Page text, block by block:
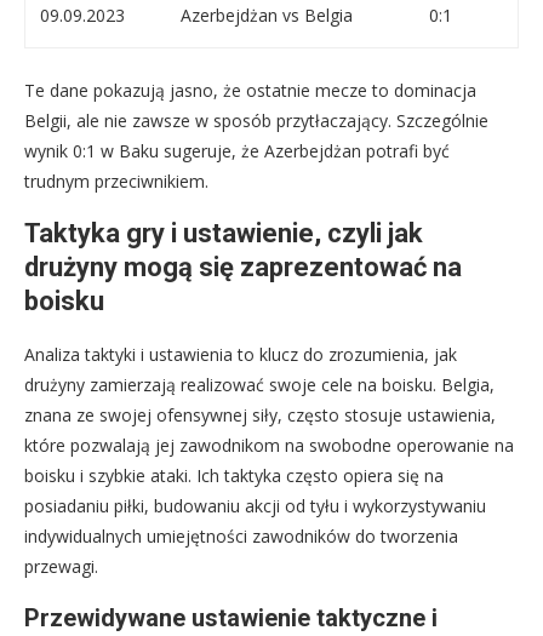
09.09.2023 Azerbejdżan vs Belgia 0:1
Te dane pokazują jasno, że ostatnie mecze to dominacja
Belgii, ale nie zawsze w sposób przytłaczający. Szczególnie
wynik 0:1 w Baku sugeruje, że Azerbejdżan potrafi być
trudnym przeciwnikiem.
Taktyka gry i ustawienie, czyli jak
drużyny mogą się zaprezentować na
boisku
Analiza taktyki i ustawienia to klucz do zrozumienia, jak
drużyny zamierzają realizować swoje cele na boisku. Belgia,
znana ze swojej ofensywnej siły, często stosuje ustawienia,
które pozwalają jej zawodnikom na swobodne operowanie na
boisku i szybkie ataki. Ich taktyka często opiera się na
posiadaniu piłki, budowaniu akcji od tyłu i wykorzystywaniu
indywidualnych umiejętności zawodników do tworzenia
przewagi.
Przewidywane ustawienie taktyczne i